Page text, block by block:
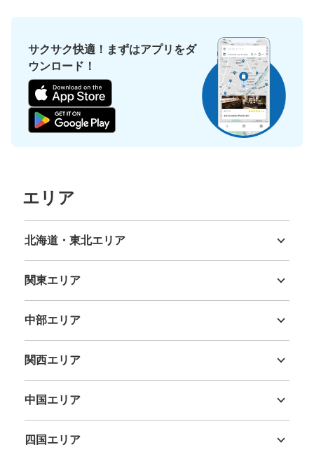
サクサク快適！まずはアプリをダ
ウンロード！
エリア
北海道・東北エリア
関東エリア
中部エリア
関西エリア
中国エリア
四国エリア